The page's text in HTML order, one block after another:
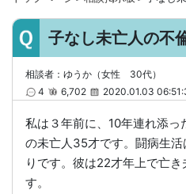
子なし未亡人の不
相談者：ゆうか（女性 30代）
4
6,702 2020.01.03
私は３年前に、10年連れ添っ
の未亡人35才です。闘病生
りです。彼は22才年上で亡
す。